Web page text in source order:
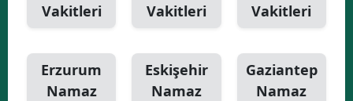
Vakitleri
Vakitleri
Vakitleri
Erzurum
Namaz
Eskişehir
Namaz
Gaziantep
Namaz